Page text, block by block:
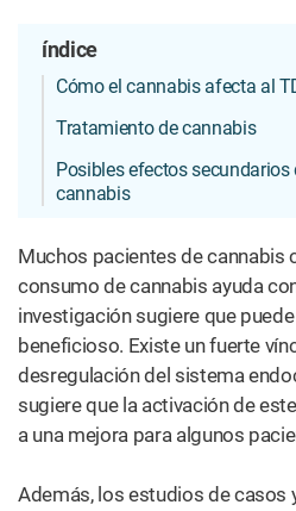
índice
Cómo el cannabis afecta al
Tratamiento de cannabis
Posibles efectos
cannabis
Muchos pacientes de cannabis
consumo de cannabis ayuda
investigación sugiere que
beneficioso. Existe un fuerte
desregulación del sistema
sugiere que la activación de
a una mejora para algunos
Además, los estudios de casos